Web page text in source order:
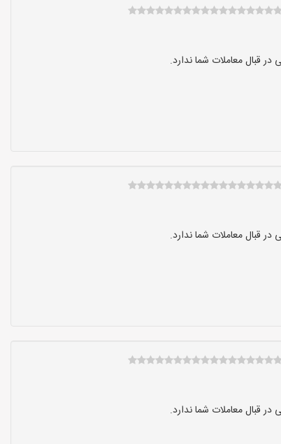
قبال معاملات شما ندارد.
قبال معاملات شما ندارد.
قبال معاملات شما ندارد.